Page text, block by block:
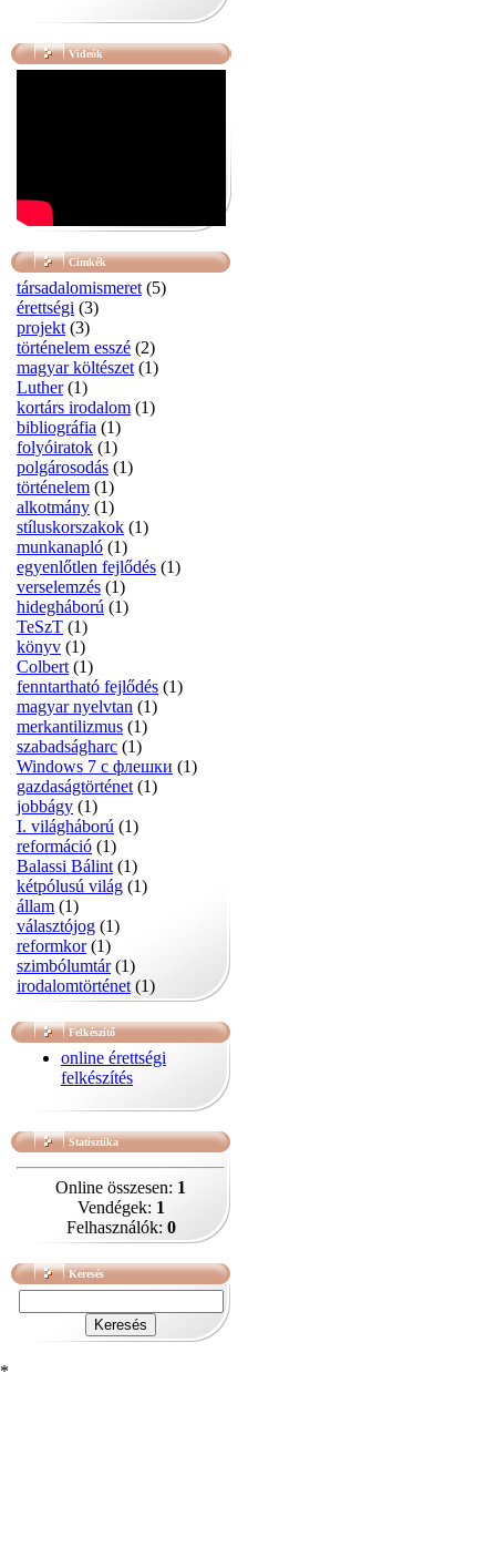
Videók
Cimkék
társadalomismeret (5)
érettségi (3)
projekt (3)
történelem esszé (2)
magyar költészet (1)
Luther(1)
kortárs irodalom (1)
bibliográfia (1)
folyóiratok (1)
polgárosodás (1)
történelem (1)
alkotmány (1)
stíluskorszakok (1)
munkanapló (1)
egyenlőtlen fejlődés (1)
verselemzés (1)
hidegháború (1)
TeSzT (1)
könyv (1)
Colbert (1)
fenntartható fejlődés (1)
magyar nyelvtan (1)
merkantilizmus (1)
szabadságharc (1)
Windows 7 с флешки (1)
gazdaságtörténet (1)
jobbágy (1)
I. világháború (1)
reformáció (1)
Balassi Bálint (1)
kétpólusú világ (1)
állam (1)
választójog (1)
reformkor(1)
szimbólumtár(1)
irodalomtörténet (1)
Felkészítő
online érettségi
felkészítés
Statisztika
Online összesen: 1
Vendégek: 1
Felhasználók: 0
Keresés
*